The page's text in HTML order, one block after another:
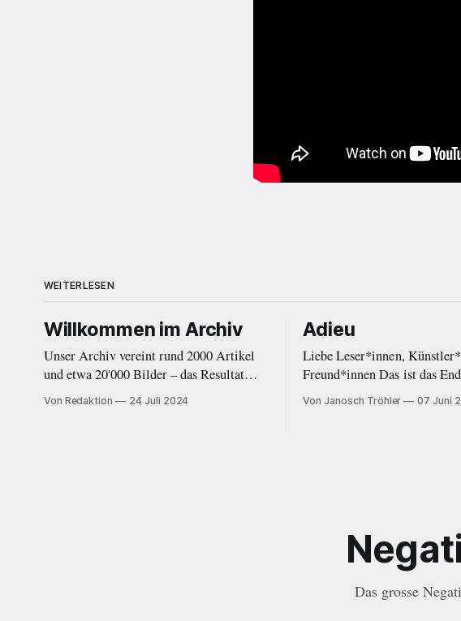
WEITERLESEN
Willkommen im Archiv
Unser Archiv vereint rund 2000 Artikel
und etwa 20'000 Bilder – das Resultat
ehrenamtlicher Arbeit im Kultur- und
Von Redaktion 24 Juli 2024
Adieu
Liebe Leser*innen,
Freund*innen Das ist das Ende einer Ära.
Schweren Herzens habe ich
Von Janosch Tröhler 07 Juni
Das grosse